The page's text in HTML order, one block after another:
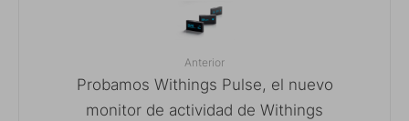
Anterior
Probamos Withings Pulse, el nuevo
monitor de actividad de Withings